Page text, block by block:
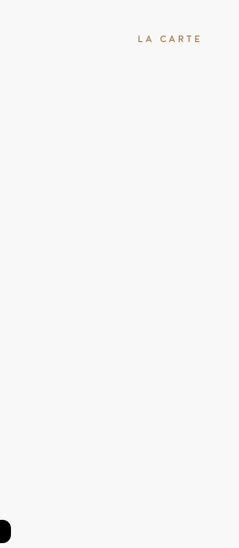
LA CARTE